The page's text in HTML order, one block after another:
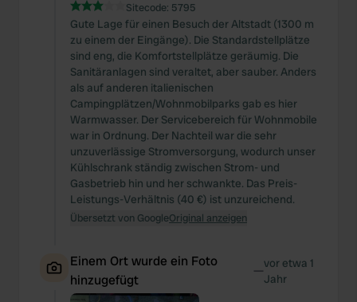
Sitecode: 5795
Gute Lage für einen Besuch der Altstadt (1300 m
zu einem der Eingänge). Die Standardstellplätze
sind eng, die Komfortstellplätze geräumig. Die
Sanitäranlagen sind veraltet, aber sauber. Anders
als auf anderen italienischen
Campingplätzen/Wohnmobilparks gab es hier
Warmwasser. Der Servicebereich für Wohnmobile
war in Ordnung. Der Nachteil war die sehr
unzuverlässige Stromversorgung, wodurch unser
Kühlschrank ständig zwischen Strom- und
Gasbetrieb hin und her schwankte. Das Preis-
Leistungs-Verhältnis (40 €) ist unzureichend.
Übersetzt von GoogleOriginal anzeigen
Einem Ort wurde ein Foto
hinzugefügt
—vor etwa 1
Jahr